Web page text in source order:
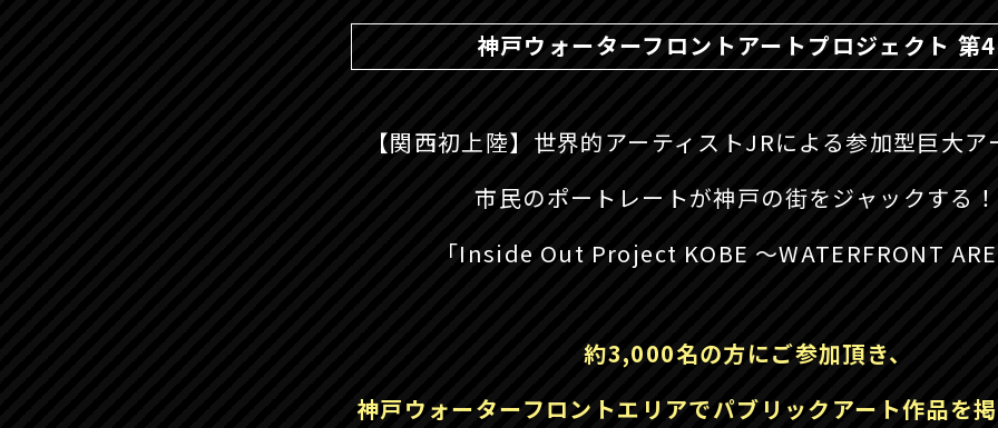
神戸ウォーターフロント アートプロジェクト 第
【関西初上陸】 世界的アーティストJRによる参加型巨大ア
市民のポートレートが神戸の街をジャックする
「Inside Out Project KOBE ～WATERFRONT
約3,000名の方にご参加頂き、
神戸ウォーターフロントエリアでパブリックアート作品を